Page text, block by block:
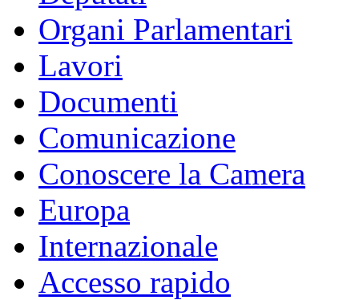
Organi Parlamentari
Lavori
Documenti
Comunicazione
Conoscere la Camera
Europa
Internazionale
Accesso rapido